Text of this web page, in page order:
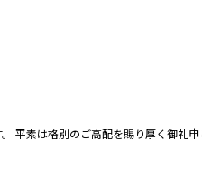
平素は格別のご高配を賜り厚く御礼